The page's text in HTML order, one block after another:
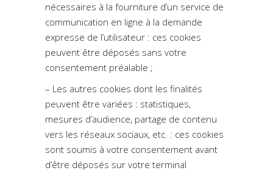
nécessaires à la fourniture d’un service de
communication en ligne à la demande
expresse de l’utilisateur : ces cookies
peuvent être déposés sans votre
consentement préalable ;
– Les autres cookies dont les finalités
peuvent être variées : statistiques,
mesures d’audience, partage de contenu
vers les réseaux sociaux, etc. : ces cookies
sont soumis à votre consentement avant
d’être déposés sur votre terminal